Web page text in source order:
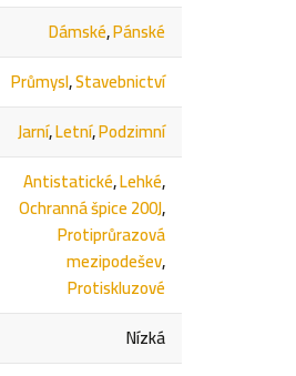
Dámské,Pánské
Průmysl,Stavebnictví
Jarní,Letní,Podzimní
Antistatické,Lehké,
Ochranná špice 200J,
Protiprůrazová
mezipodešev,
Protiskluzové
Nízká